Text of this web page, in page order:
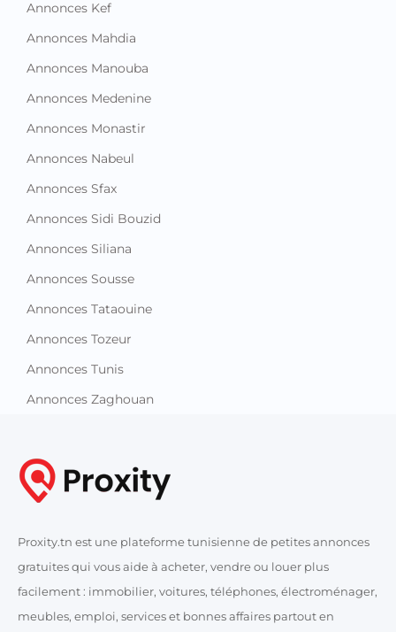
Annonces Kef
Annonces Mahdia
Annonces Manouba
Annonces Medenine
Annonces Monastir
Annonces Nabeul
Annonces Sfax
Annonces Sidi Bouzid
Annonces Siliana
Annonces Sousse
Annonces Tataouine
Annonces Tozeur
Annonces Tunis
Annonces Zaghouan
Proxity.tn est une plateforme tunisienne de petites annonces
gratuites qui vous aide à acheter, vendre ou louer plus
facilement : immobilier, voitures, téléphones, électroménager,
meubles, emploi, services et bonnes affaires partout en